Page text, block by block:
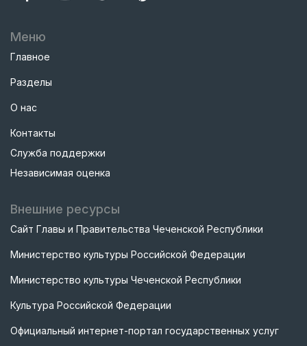
Меню
Главное
Разделы
О нас
Контакты
Служба поддержки
Независимая оценка
Внешние ресурсы
Сайт Главы и Правительства Чеченской Республики
Министерство культуры Российской Федерации
Министерство культуры Чеченской Республики
Культура Российской Федерации
Официальный интернет-портал государственных услуг